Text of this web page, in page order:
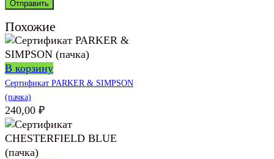
Похожие
В корзину
Сертификат PARKER & SIMPSON
(пачка)
240,00 ₽